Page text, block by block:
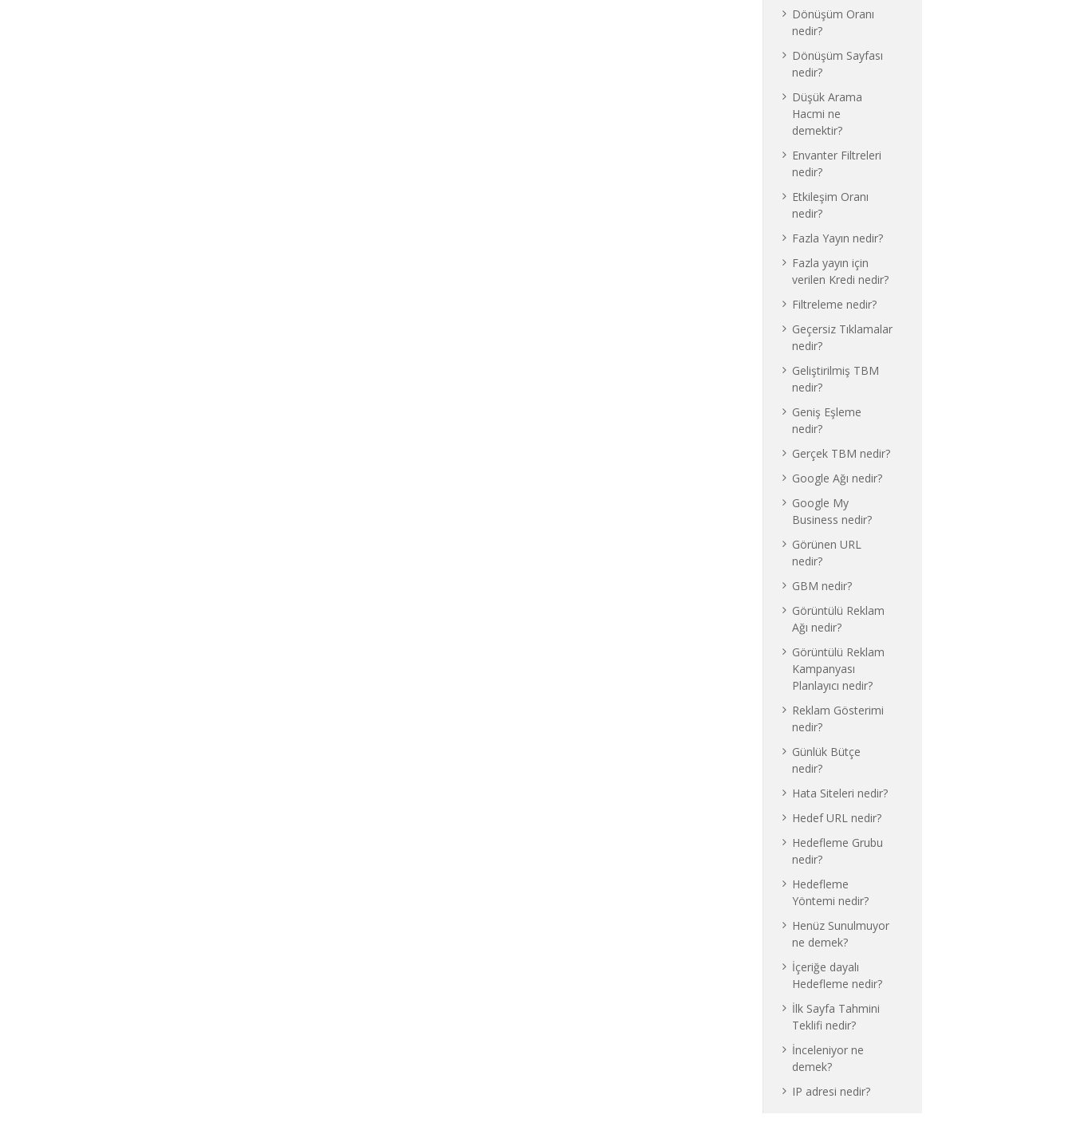
Dönüşüm Oranı
nedir?
Dönüşüm Sayfası
nedir?
Düşük Arama
Hacmi ne
demektir?
Envanter Filtreleri
nedir?
Etkileşim Oranı
nedir?
Fazla Yayın nedir?
Fazla yayın için
verilen Kredi nedir?
Filtreleme nedir?
Geçersiz Tıklamalar
nedir?
Geliştirilmiş TBM
nedir?
Geniş Eşleme
nedir?
Gerçek TBM nedir?
Google Ağı nedir?
Google My
Business nedir?
Görünen URL
nedir?
GBM nedir?
Görüntülü Reklam
Ağı nedir?
Görüntülü Reklam
Kampanyası
Planlayıcı nedir?
Reklam Gösterimi
nedir?
Günlük Bütçe
nedir?
Hata Siteleri nedir?
Hedef URL nedir?
Hedefleme Grubu
nedir?
Hedefleme
Yöntemi nedir?
Henüz Sunulmuyor
ne demek?
İçeriğe dayalı
Hedefleme nedir?
İlk Sayfa Tahmini
Teklifi nedir?
İnceleniyor ne
demek?
IP adresi nedir?